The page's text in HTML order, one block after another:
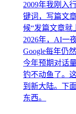
2009年我刚入
键词，写篇文
候“发篇文章就
2026年，AI一
Google每年仍
今年预期对话
钓不动鱼了。
到新大陆。下
东西。